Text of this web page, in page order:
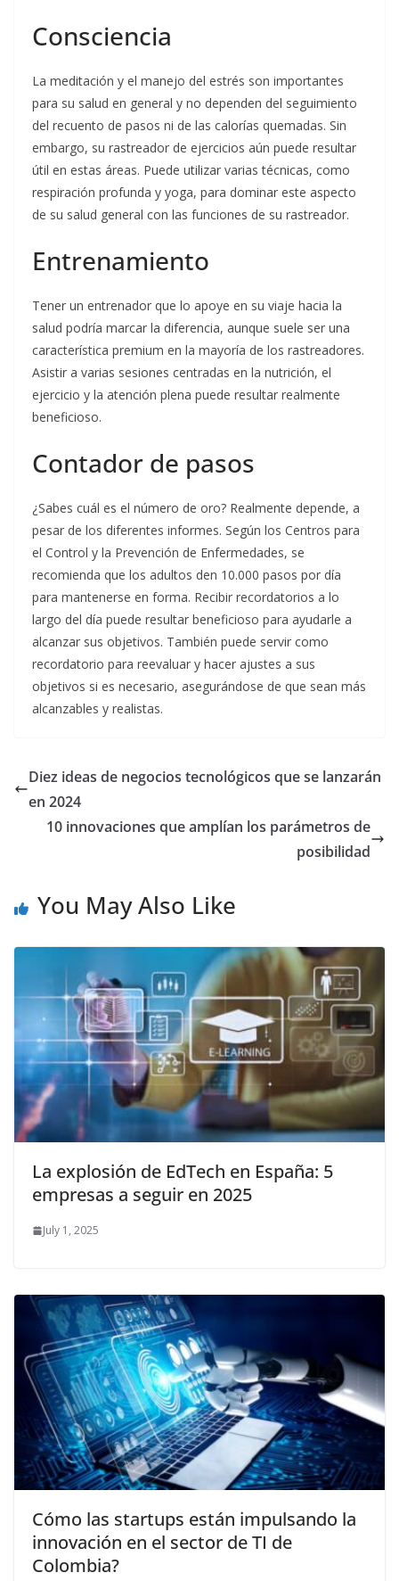
Consciencia
La meditación y el manejo del estrés son importantes
para su salud en general y no dependen del seguimiento
del recuento de pasos ni de las calorías quemadas. Sin
embargo, su rastreador de ejercicios aún puede resultar
útil en estas áreas. Puede utilizar varias técnicas, como
respiración profunda y yoga, para dominar este aspecto
de su salud general con las funciones de su rastreador.
Entrenamiento
Tener un entrenador que lo apoye en su viaje hacia la
salud podría marcar la diferencia, aunque suele ser una
característica premium en la mayoría de los rastreadores.
Asistir a varias sesiones centradas en la nutrición, el
ejercicio y la atención plena puede resultar realmente
beneficioso.
Contador de pasos
¿Sabes cuál es el número de oro? Realmente depende, a
pesar de los diferentes informes. Según los Centros para
el Control y la Prevención de Enfermedades, se
recomienda que los adultos den 10.000 pasos por día
para mantenerse en forma. Recibir recordatorios a lo
largo del día puede resultar beneficioso para ayudarle a
alcanzar sus objetivos. También puede servir como
recordatorio para reevaluar y hacer ajustes a sus
objetivos si es necesario, asegurándose de que sean más
alcanzables y realistas.
Diez ideas de negocios tecnológicos que se lanzarán
en 2024
10 innovaciones que amplían los parámetros de
posibilidad
You May Also Like
La explosión de EdTech en España: 5
empresas a seguir en 2025
July 1, 2025
Cómo las startups están impulsando la
innovación en el sector de TI de
Colombia?